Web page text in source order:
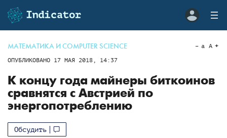
МАТЕМАТИКА И COMPUTER SCIENCE
ОПУБЛИКОВАНО 17 МАЯ 2018, 14:37
a A
К концу года майнеры биткоинов
сравнятся с Австрией по
энергопотреблению
Обсудить